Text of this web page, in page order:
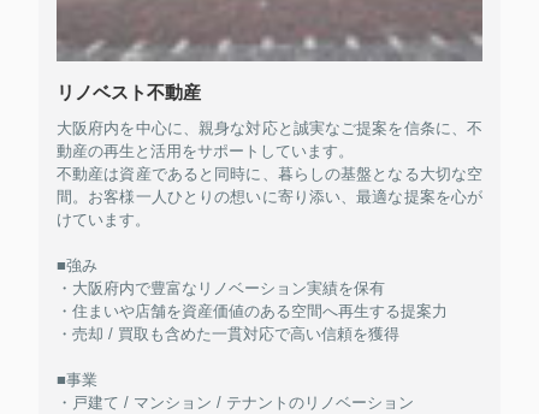
リノベスト不動産
大阪府内を中心に、親身な対応と誠実なご提案を信条に、不
動産の再生と活用をサポートしています。
不動産は資産であると同時に、暮らしの基盤となる大切な空
間。お客様一人ひとりの想いに寄り添い、最適な提案を心が
けています。
■強み
・大阪府内で豊富なリノベーション実績を保有
・住まいや店舗を資産価値のある空間へ再生する提案力
・売却 / 買取も含めた一貫対応で高い信頼を獲得
■事業
・戸建て / マンション / テナントのリノベーション